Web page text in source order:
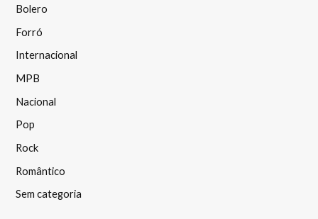
Bolero
Forró
Internacional
MPB
Nacional
Pop
Rock
Romântico
Sem categoria